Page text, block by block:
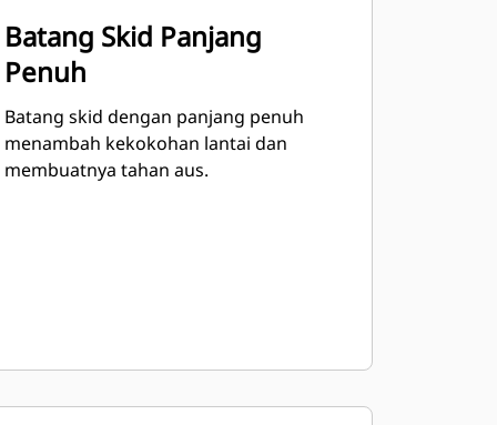
Batang Skid Panjang
Penuh
Batang skid dengan panjang penuh
menambah kekokohan lantai dan
membuatnya tahan aus.